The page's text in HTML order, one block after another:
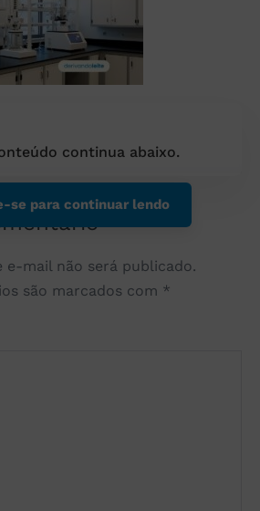
continua abaixo.
se para continuar lendo
e-mail não será publicado.
são marcados com *